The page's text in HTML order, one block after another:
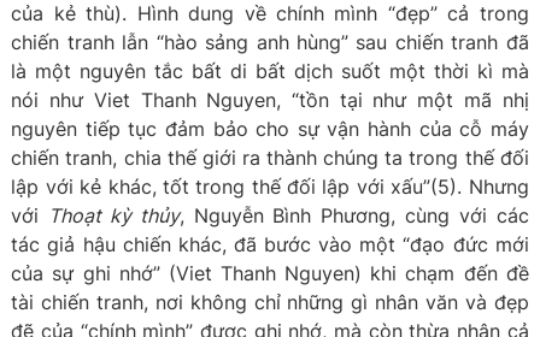
của kẻ thù). Hình dung về chính mình “đẹp” cả trong
chiến tranh lẫn “hào sảng anh hùng” sau chiến tranh đã
là một nguyên tắc bất di bất dịch suốt một thời kì mà
nói như Viet Thanh Nguyen, “tồn tại như một mã nhị
nguyên tiếp tục đảm bảo cho sự vận hành của cỗ máy
chiến tranh, chia thế giới ra thành chúng ta trong thế đối
lập với kẻ khác, tốt trong thế đối lập với xấu”(5). Nhưng
với Thoạt kỳ thủy, Nguyễn Bình Phương, cùng với các
tác giả hậu chiến khác, đã bước vào một “đạo đức mới
của sự ghi nhớ” (Viet Thanh Nguyen) khi chạm đến đề
tài chiến tranh, nơi không chỉ những gì nhân văn và đẹp
đẽ của “chính mình” được ghi nhớ, mà còn thừa nhận cả